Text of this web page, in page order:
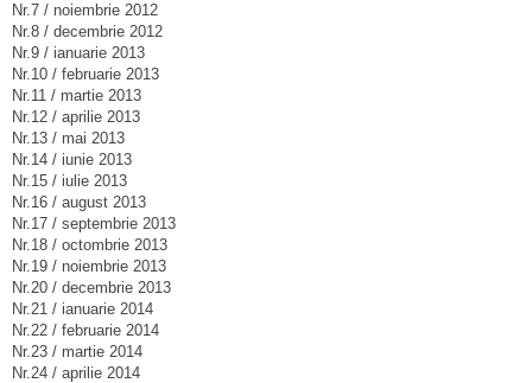
Nr.7 / noiembrie 2012
Nr.8 / decembrie 2012
Nr.9 / ianuarie 2013
Nr.10 / februarie 2013
Nr.11 / martie 2013
Nr.12 / aprilie 2013
Nr.13 / mai 2013
Nr.14 / iunie 2013
Nr.15 / iulie 2013
Nr.16 / august 2013
Nr.17 / septembrie 2013
Nr.18 / octombrie 2013
Nr.19 / noiembrie 2013
Nr.20 / decembrie 2013
Nr.21 / ianuarie 2014
Nr.22 / februarie 2014
Nr.23 / martie 2014
Nr.24 / aprilie 2014